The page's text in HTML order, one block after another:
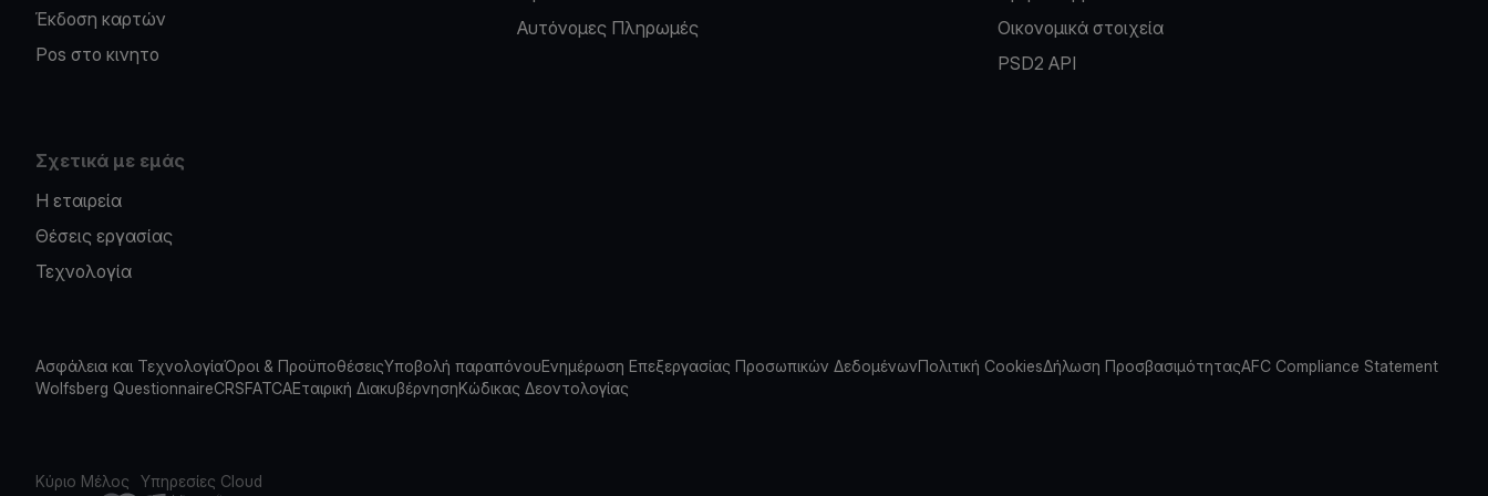
Έκδοση καρτών
Pos στο κινητο
Αυτόνομες Πληρωμές
Οικονομικά στοιχεία
PSD2 API
Σχετικά με εμάς
Η εταιρεία
Θέσεις εργασίας
Τεχνολογία
Ασφάλεια και ΤεχνολογίαΌροι & ΠροϋποθέσειςΥποβολή παραπόνουΕνημέρωση Επεξεργασίας Προσωπικών ΔεδομένωνΠολιτική CookiesΔήλωση ΠροσβασιμότηταςAFC Compliance Statement
Wolfsberg QuestionnaireCRSFATCAΕταιρική ΔιακυβέρνησηΚώδικας Δεοντολογίας
Κύριο Μέλος Υπηρεσίες Cloud